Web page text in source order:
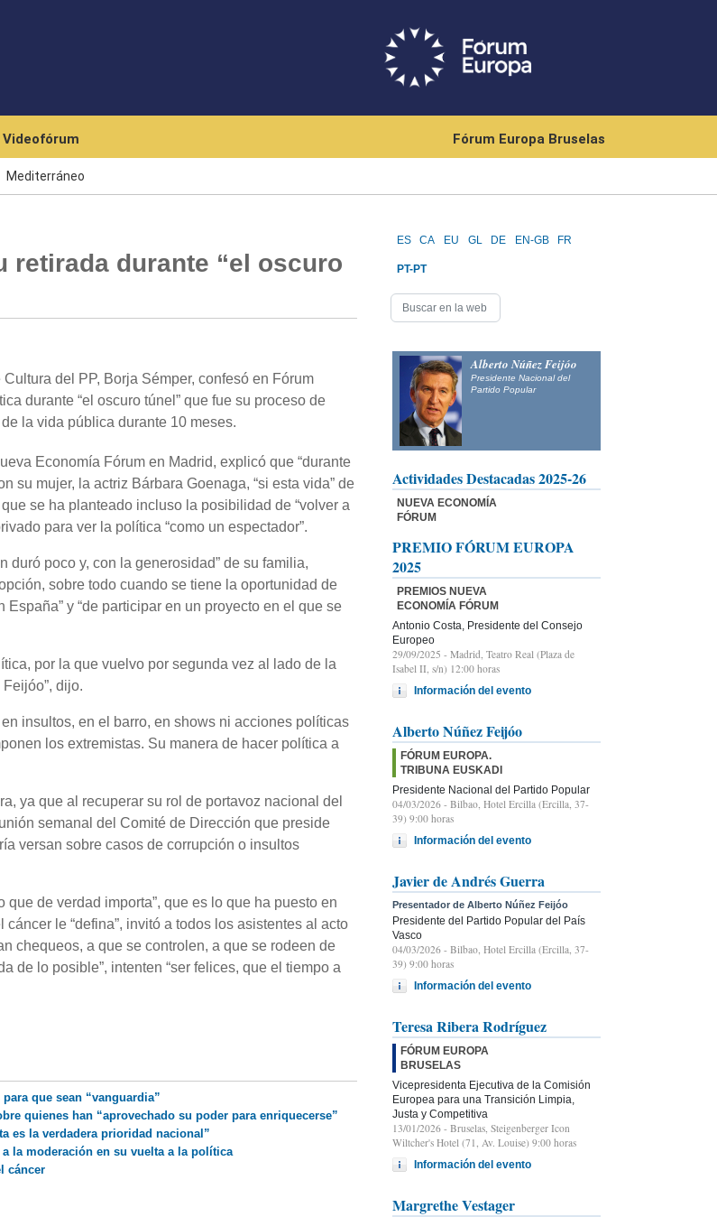
Videofórum Fórum Europa Bruselas
Mediterráneo
retirada durante “el oscuro
del PP, Borja Sémper, confesó en Fórum
durante “el oscuro túnel” que fue su proceso de
la vida pública durante 10 meses.
Economía Fórum en Madrid, explicó que “durante
su mujer, la actriz Bárbara Goenaga, “si esta vida” de
se ha planteado incluso la posibilidad de “volver a
para ver la política “como un espectador”.
duró poco y, con la generosidad” de su familia,
sobre todo cuando se tiene la oportunidad de
y “de participar en un proyecto en el que se
por la que vuelvo por segunda vez al lado de la
dijo.
insultos, en el barro, en shows ni acciones políticas
los extremistas. Su manera de hacer política a
ya que al recuperar su rol de portavoz nacional del
semanal del Comité de Dirección que preside
versan sobre casos de corrupción o insultos
de verdad importa”, que es lo que ha puesto en
le “defina”, invitó a todos los asistentes al acto
chequeos, a que se controlen, a que se rodeen de
de lo posible”, intenten “ser felices, que el tiempo a
que sean “vanguardia”
quienes han “aprovechado su poder para enriquecerse”
es la verdadera prioridad nacional”
la moderación en su vuelta a la política
cáncer
ES CA EU GL DE EN-GB FR
PT-PT
Alberto Núñez Feijóo
Presidente Nacional del
Partido Popular
Actividades Destacadas 2025-26
NUEVA ECONOMÍA
FÓRUM
PREMIO FÓRUM EUROPA
2025
PREMIOS NUEVA
ECONOMÍA FÓRUM
Antonio Costa, Presidente del Consejo
Europeo
29/09/2025 - Madrid, Teatro Real (Plaza de
Isabel II, s/n) 12:00 horas
Información del evento
Alberto Núñez Feijóo
FÓRUM EUROPA.
TRIBUNA EUSKADI
Presidente Nacional del Partido Popular
04/03/2026 - Bilbao, Hotel Ercilla (Ercilla, 37-
39) 9:00 horas
Información del evento
Javier de Andrés Guerra
Presentador de Alberto Núñez Feijóo
Presidente del Partido Popular del País
Vasco
04/03/2026 - Bilbao, Hotel Ercilla (Ercilla, 37-
39) 9:00 horas
Información del evento
Teresa Ribera Rodríguez
FÓRUM EUROPA
BRUSELAS
Vicepresidenta Ejecutiva de la Comisión
Europea para una Transición Limpia,
Justa y Competitiva
13/01/2026 - Bruselas, Steigenberger Icon
Wiltcher's Hotel (71, Av. Louise) 9:00 horas
Información del evento
Margrethe Vestager